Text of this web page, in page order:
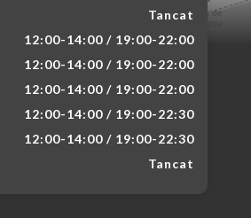
Tancat
12:00-14:00 / 19:00-22:00
12:00-14:00 / 19:00-22:00
12:00-14:00 / 19:00-22:00
12:00-14:00 / 19:00-22:30
12:00-14:00 / 19:00-22:30
Tancat